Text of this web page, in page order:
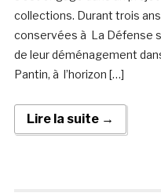
collections. Durant trois
conservées à La Défense
de leur déménagement
Pantin, à l’horizon […]
Lire la suite →